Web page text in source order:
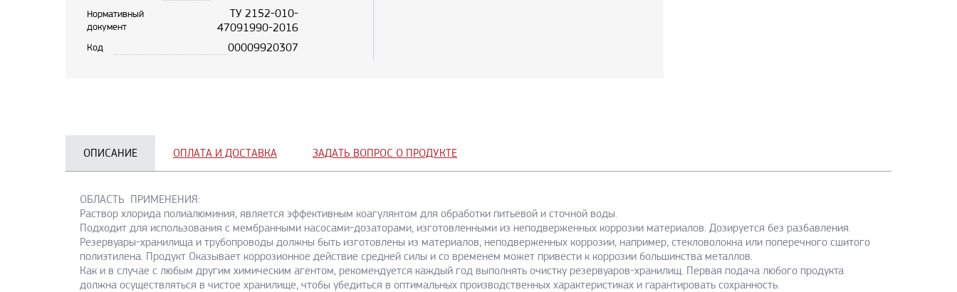
Нормативный
документ
ТУ 2152-010-
47091990-2016
Код 00009920307
ОПИСАНИЕ ОПЛАТА И ДОСТАВКА ЗАДАТЬ ВОПРОС О ПРОДУКТЕ
ОБЛАСТЬ ПРИМЕНЕНИЯ:
Раствор хлорида полиалюминия, является эффективным коагулянтом для обработки питьевой и сточной воды.
Подходит для использования с мембранными насосами-дозаторами, изготовленными из неподверженных коррозии материалов. Дозируется без разбавления.
Резервуары-хранилища и трубопроводы должны быть изготовлены из материалов, неподверженных коррозии, например, стекловолокна или поперечного сшитого
полиэтилена. Продукт Оказывает коррозионное действие средней силы и со временем может привести к коррозии большинства металлов.
Как и в случае с любым другим химическим агентом, рекомендуется каждый год выполнять очистку резервуаров-хранилищ. Первая подача любого продукта
должна осуществляться в чистое хранилище, чтобы убедиться в оптимальных производственных характеристиках и гарантировать сохранность.